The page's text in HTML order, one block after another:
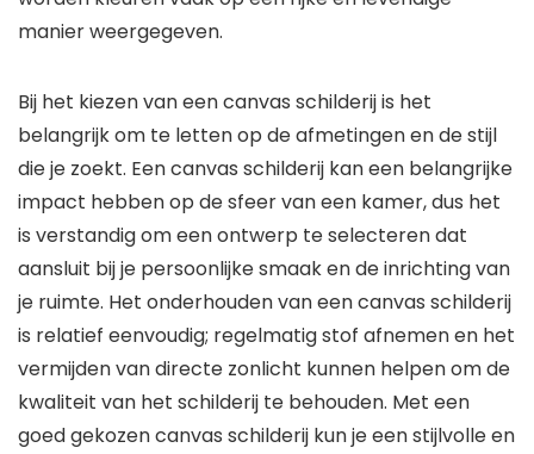
manier weergegeven.
Bij het kiezen van een canvas schilderij is het
belangrijk om te letten op de afmetingen en de stijl
die je zoekt. Een canvas schilderij kan een belangrijke
impact hebben op de sfeer van een kamer, dus het
is verstandig om een ontwerp te selecteren dat
aansluit bij je persoonlijke smaak en de inrichting van
je ruimte. Het onderhouden van een canvas schilderij
is relatief eenvoudig; regelmatig stof afnemen en het
vermijden van directe zonlicht kunnen helpen om de
kwaliteit van het schilderij te behouden. Met een
goed gekozen canvas schilderij kun je een stijlvolle en